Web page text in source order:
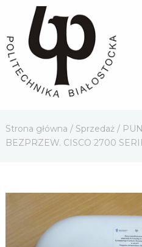
Strona główna / Sprzedaż/
BEZPRZEW. CISCO 2700